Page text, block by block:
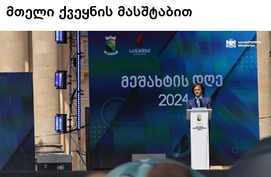
მთელი ქვეყნის მასშტაბით